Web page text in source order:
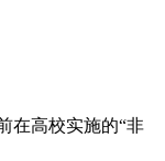
在高校实施的“非